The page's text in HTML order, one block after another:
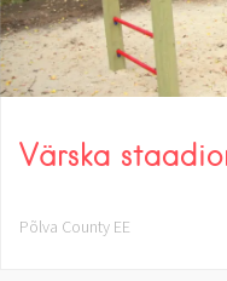
Värska
Põlva County EE